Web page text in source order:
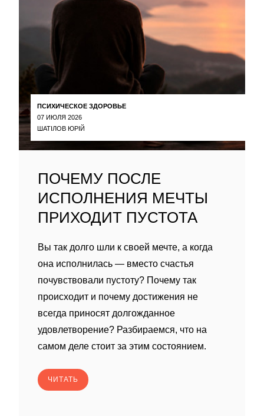
ПСИХИЧЕСКОЕ ЗДОРОВЬЕ
07 ИЮЛЯ 2026
ШАТІЛОВ ЮРІЙ
ПОЧЕМУ ПОСЛЕ
ИСПОЛНЕНИЯ МЕЧТЫ
ПРИХОДИТ ПУСТОТА
Вы так долго шли к своей мечте, а когда
она исполнилась — вместо счастья
почувствовали пустоту? Почему так
происходит и почему достижения не
всегда приносят долгожданное
удовлетворение? Разбираемся, что на
самом деле стоит за этим состоянием.
ЧИТАТЬ